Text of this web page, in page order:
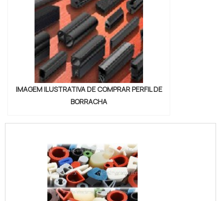
IMAGEM ILUSTRATIVA DE COMPRAR PERFIL DE
BORRACHA